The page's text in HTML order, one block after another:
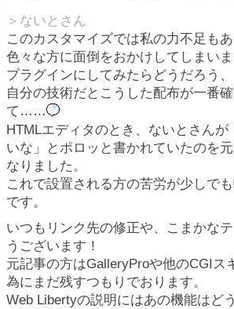
＞ないとさん
このカスタマイズでは私の力不足も
色々な方に面倒をおかけしてしまい
プラグインにしてみたらどうだろう
自分の技術だとこうした配布が一番
て……
HTMLエディタのとき、ないとさん
いな」とポロッと書かれていたのを
なりました。
これで設置される方の苦労が少しで
です。
いつもリンク先の修正や、こまかな
うございます！
元記事の方はGalleryProや他のCGIス
為にまだ残すつもりでおります。
Web Libertyの説明にはあの機能はど